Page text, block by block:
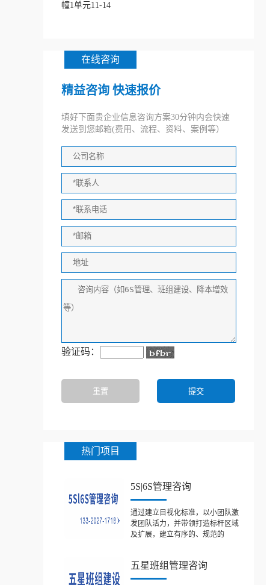
幢1单元11-14
在线咨询
精益咨询 快速报价
填好下面贵企业信息咨询方案30分钟内会快速
发送到您邮箱(费用、流程、资料、案例等）
验证码：
热门项目
5S|6S管理咨询
通过建立目视化标准，以小团队激
发团队活力，并带领打造标杆区域
及扩展，建立有序的、规范的
五星班组管理咨询